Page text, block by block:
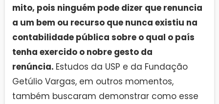
mito, pois ninguém pode dizer que renuncia
a um bem ou recurso que nunca existiu na
contabilidade pública sobre o qual o país
tenha exercido o nobre gesto da
renúncia. Estudos da USP e da Fundação
Getúlio Vargas, em outros momentos,
também buscaram demonstrar como esse